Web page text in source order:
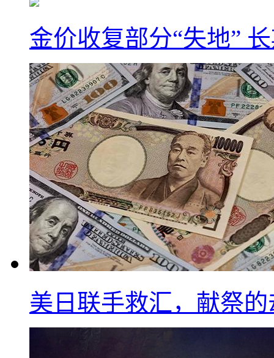
金价收复部分“失地”
美日联手救汇，献祭